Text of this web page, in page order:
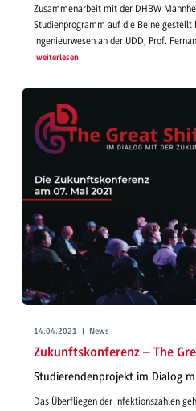
Zusammenarbeit mit der DHBW
Studienprogramm auf die Beine gestellt
Ingenieurwesen an der UDD, Prof.
weiterlesen
14.04.2021 | News
Zukunftskonferenz – The
Studierendenprojekt im Dialog
Das Überfliegen der Infektionszahlen